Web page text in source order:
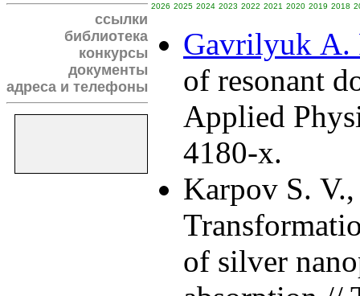
ссылки
библиотека
конкурсы
документы
адреса и телефоны
2026 2025 2024 2023 2022 2021 2020 2019 2018
Gavrilyuk A.
of resonant
Applied
4180-x.
Karpov S. V.
of silver